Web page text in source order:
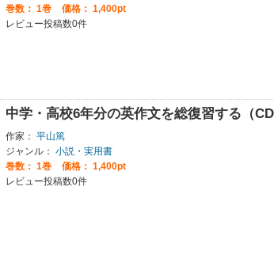
巻数： 1巻
価格： 1,400pt
レビュー投稿数0件
中学・高校6年分の英作文を総復習する（CD
作家： 平山篤
ジャンル： 小説・実用書
巻数： 1巻
価格： 1,400pt
レビュー投稿数0件